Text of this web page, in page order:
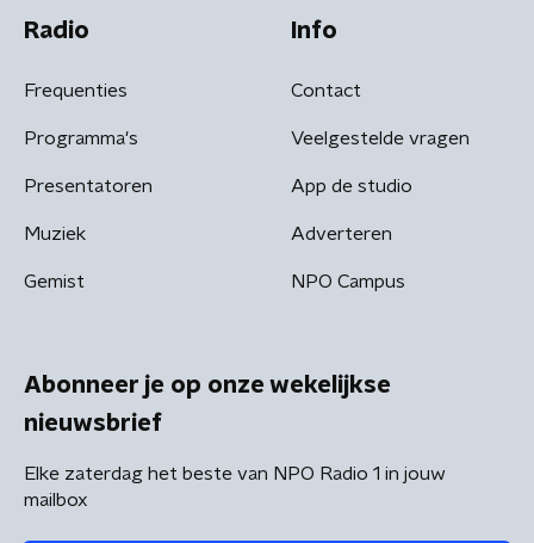
Radio
Frequenties
Programma's
Presentatoren
Muziek
Gemist
Info
Contact
Veelgestelde vragen
App de studio
Adverteren
NPO Campus
Abonneer je op onze wekelijkse
nieuwsbrief
Elke zaterdag het beste van NPO Radio 1 in jouw
mailbox